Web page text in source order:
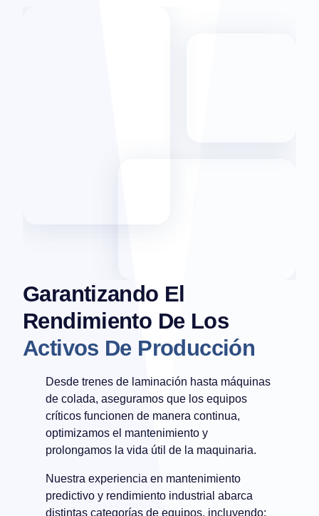
Garantizando El
Rendimiento De Los
Activos De Producción
Desde trenes de laminación hasta máquinas
de colada, aseguramos que los equipos
críticos funcionen de manera continua,
optimizamos el mantenimiento y
prolongamos la vida útil de la maquinaria.
Nuestra experiencia en mantenimiento
predictivo y rendimiento industrial abarca
distintas categorías de equipos, incluyendo: